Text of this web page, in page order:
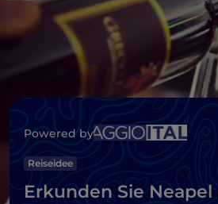
Powered by
Reiseidee
Erkunden Sie